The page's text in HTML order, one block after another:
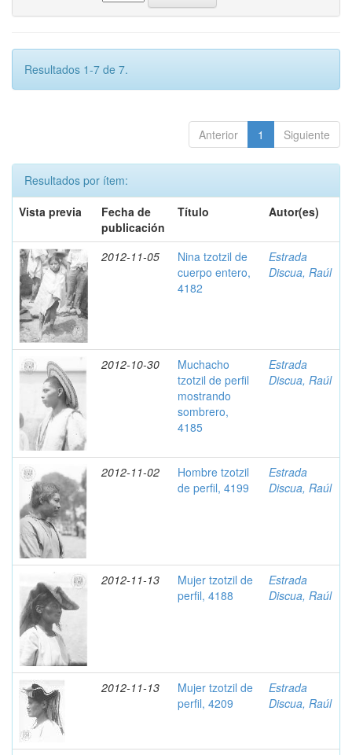
Resultados 1-7 de 7.
Anterior 1 Siguiente
Resultados por ítem:
Vista previa
Fecha de
publicación
Título Autor(es)
2012-11-05
Nina tzotzil de
cuerpo entero,
4182
Estrada
Discua, Raúl
2012-10-30
Muchacho
tzotzil de perfil
mostrando
sombrero,
4185
Estrada
Discua, Raúl
2012-11-02
Hombre tzotzil
de perfil, 4199
Estrada
Discua, Raúl
2012-11-13
Mujer tzotzil de
perfil, 4188
Estrada
Discua, Raúl
2012-11-13
Mujer tzotzil de
perfil, 4209
Estrada
Discua, Raúl